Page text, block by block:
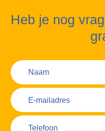
Heb je nog